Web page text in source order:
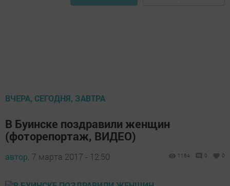
ВЧЕРА, СЕГОДНЯ, ЗАВТРА
В Буинске поздравили женщин
(фоторепортаж, ВИДЕО)
автор, 7 марта 2017 - 12:50 1164 0 0